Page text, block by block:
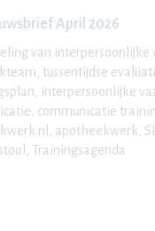
April 2026
van interpersoonlijke
tussentijdse
interpersoonlijke
communicatie
apotheekwerk,
Trainingsagenda